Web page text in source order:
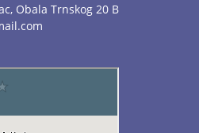
Obala Trnskog 20 B